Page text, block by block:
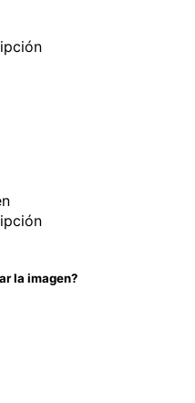
la imagen?